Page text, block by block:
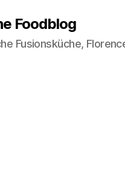
Foodblog
Fusionsküche,